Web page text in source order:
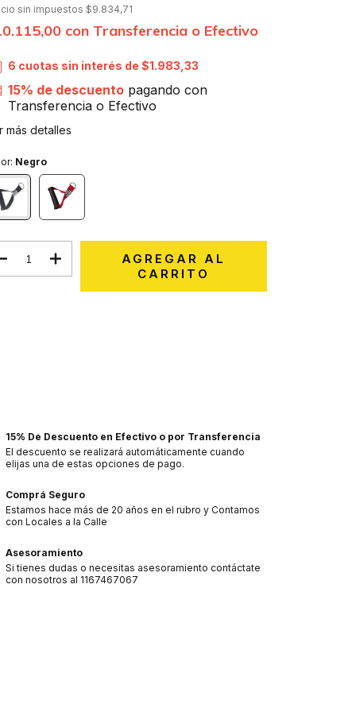
sin impuestos $9.834,71
con Transferencia o Efectivo
6 cuotas sin interés de$1.983,33
15% de descuento pagando con
Transferencia o Efectivo
más detalles
Negro
15% De Descuento en Efectivo o por Transferencia
El descuento se realizará automáticamente cuando
elijas una de estas opciones de pago.
Comprá Seguro
Estamos hace más de 20 años en el rubro y Contamos
con Locales a la Calle
Asesoramiento
Si tienes dudas o necesitas asesoramiento contáctate
con nosotros al 1167467067